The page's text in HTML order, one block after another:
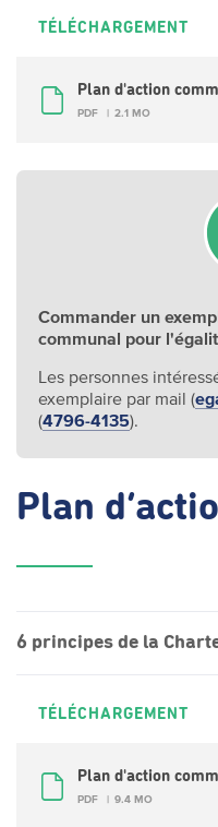
TÉLÉCHARGEMENT
PDF 2.1 MO
Commander un
communal pour
Les personnes
exemplaire par mail (
(4796-4135).
Plan
6 principes de la
TÉLÉCHARGEMENT
PDF 9.4 MO